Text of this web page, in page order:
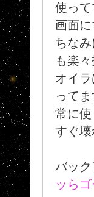
使って
画面
ちな
も楽
オイ
ってま
常に
すぐ壊
バッ
ッらゴ